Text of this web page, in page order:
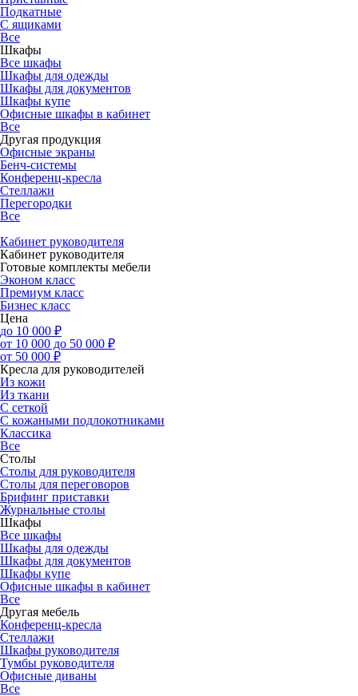
Подкатные
С ящиками
Все
Шкафы
Все шкафы
Шкафы для одежды
Шкафы для документов
Шкафы купе
Офисные шкафы в кабинет
Все
Другая продукция
Офисные экраны
Бенч-системы
Конференц-кресла
Стеллажи
Перегородки
Все
Кабинет руководителя
Кабинет руководителя
Готовые комплекты мебели
Эконом класс
Премиум класс
Бизнес класс
Цена
до 10 000 ₽
от 10 000 до 50 000 ₽
от 50 000 ₽
Кресла для руководителей
Из кожи
Из ткани
С сеткой
С кожаными подлокотниками
Классика
Все
Столы
Столы для руководителя
Столы для переговоров
Брифинг приставки
Журнальные столы
Шкафы
Все шкафы
Шкафы для одежды
Шкафы для документов
Шкафы купе
Офисные шкафы в кабинет
Все
Другая мебель
Конференц-кресла
Стеллажи
Шкафы руководителя
Тумбы руководителя
Офисные диваны
Все